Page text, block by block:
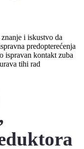
i iskustvo da
predopterećenja
ispravan kontakt zuba
tihi rad